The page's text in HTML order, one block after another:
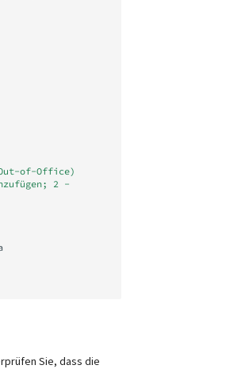
of-Office)
2 -
Sie, dass die